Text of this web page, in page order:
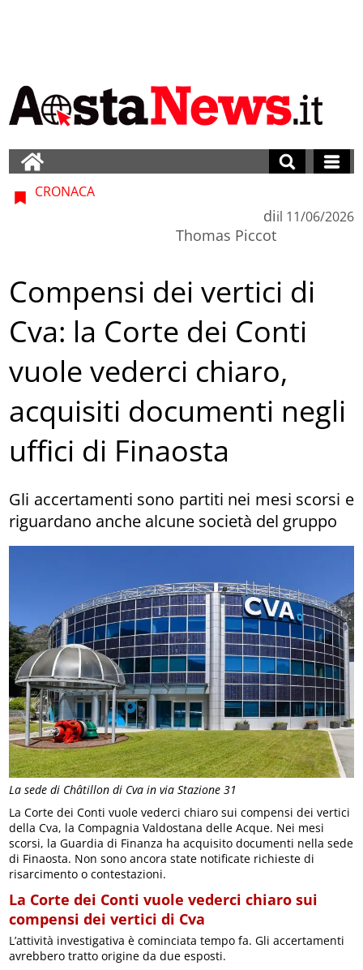
La sede di Châtillon di Cva in via Stazione 31
CRONACA
di
Thomas Piccot
il 11/06/2026
Compensi dei vertici di
Cva: la Corte dei Conti
vuole vederci chiaro,
acquisiti documenti negli
uffici di Finaosta
Gli accertamenti sono partiti nei mesi scorsi e
riguardano anche alcune società del gruppo
La Corte dei Conti vuole vederci chiaro sui compensi dei vertici
della Cva, la Compagnia Valdostana delle Acque. Nei mesi
scorsi, la Guardia di Finanza ha acquisito documenti nella sede
di Finaosta. Non sono ancora state notificate richieste di
risarcimento o contestazioni.
La Corte dei Conti vuole vederci chiaro sui
compensi dei vertici di Cva
L’attività investigativa è cominciata tempo fa. Gli accertamenti
avrebbero tratto origine da due esposti.